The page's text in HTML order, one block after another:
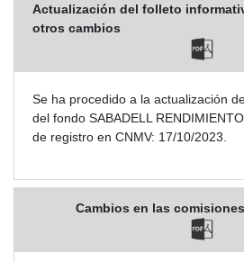
Actualización del folleto
otros cambios
Se ha procedido a la actualización
del fondo SABADELL
de registro en CNMV: 17/10/2023.
Cambios en las comisiones